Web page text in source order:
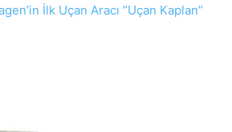
İlk Uçan Aracı ”Uçan Kaplan”